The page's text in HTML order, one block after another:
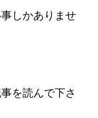
しかありませ
を読んで下さ